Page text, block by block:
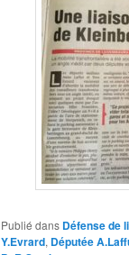
Publié dans Défense de
Y.Evrard, Députée